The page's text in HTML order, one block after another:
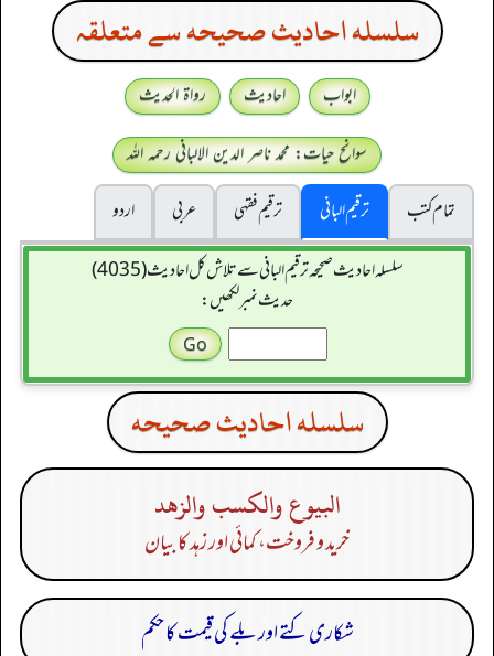
سلسله احاديث صحيحه سے متعلقہ
ابواب احادیث
رواۃ الحدیث
سوانح حیات: محمد ناصر الدین الالبانی رحمہ اللہ
تمام کتب
ترقیم البانی ترقيم فقہی عربی
اردو
سلسله احاديث صحيحه ترقیم البانی سے تلاش کل احادیث (4035)
حدیث نمبر لکھیں:
سلسله احاديث صحيحه
البيوع والكسب والزهد
خرید و فروخت، کمائی اور زہد کا بیان
شکاری کتے اور بلے کی قیمت کا حکم